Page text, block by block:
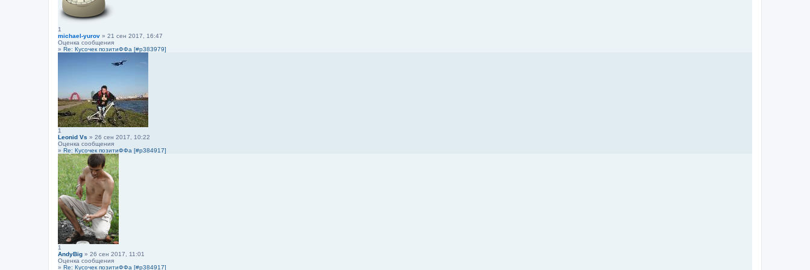
1
michael-yurov » 21 сен 2017, 16:47
Оценка сообщения
» Re: Кусочек позитиФФа [#p383979]
1
Leonid Vs » 26 сен 2017, 10:22
Оценка сообщения
» Re: Кусочек позитиФФа [#p384917]
1
AndyBig » 26 сен 2017, 11:01
Оценка сообщения
» Re: Кусочек позитиФФа [#p384917]